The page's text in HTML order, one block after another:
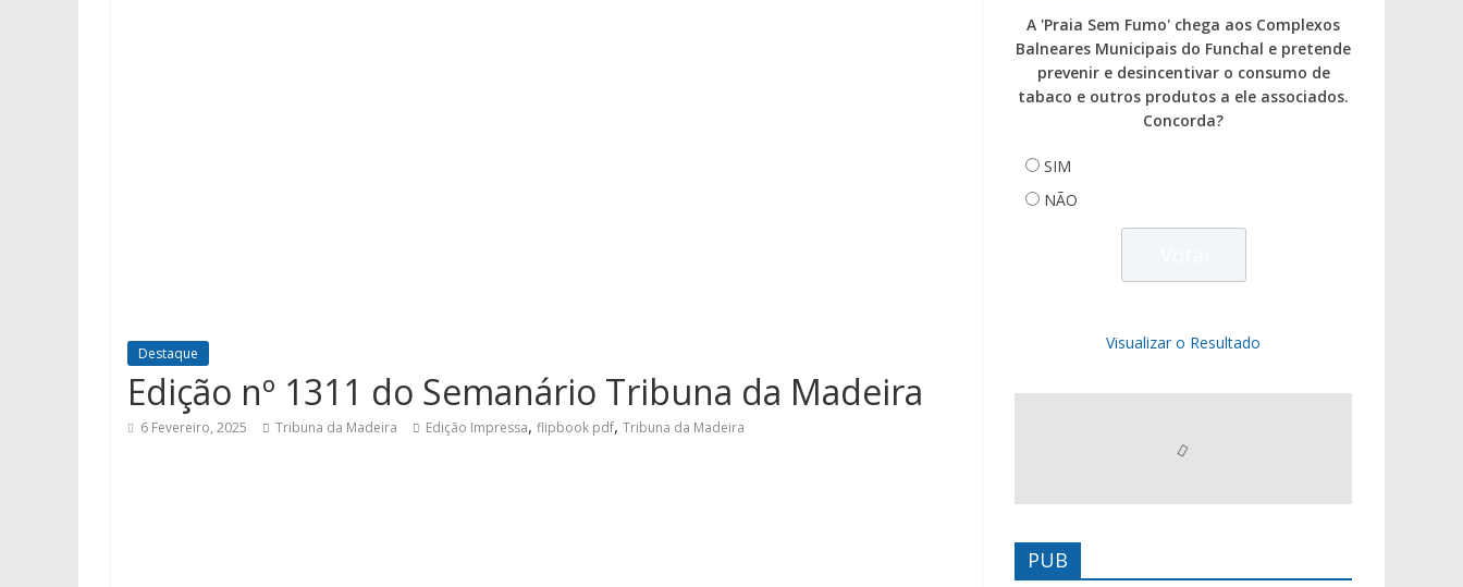
Destaque
Edição nº 1311 do Semanário Tribuna da Madeira
6 Fevereiro, 2025 Tribuna da Madeira Edição Impressa, flipbook pdf, Tribuna da Madeira
A 'Praia Sem Fumo' chega aos Complexos
Balneares Municipais do Funchal e pretende
prevenir e desincentivar o consumo de
tabaco e outros produtos a ele associados.
Concorda?
SIM
NÃO
Visualizar o Resultado
PUB